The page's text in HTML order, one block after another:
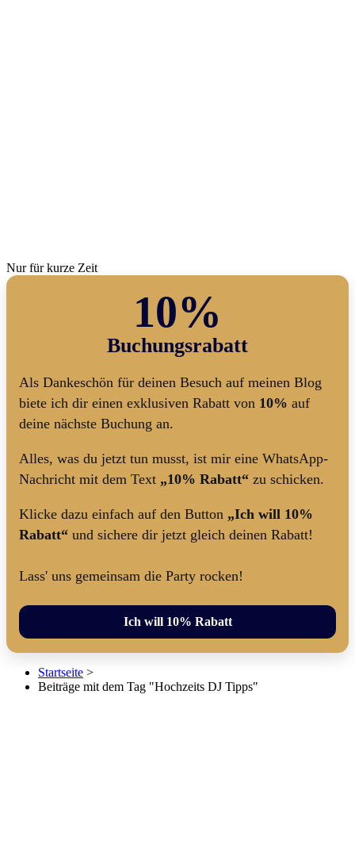
Nur für kurze Zeit
10%
Buchungsrabatt
Als Dankeschön für deinen Besuch auf meinen Blog
biete ich dir einen exklusiven Rabatt von 10% auf
deine nächste Buchung an.
Alles, was du jetzt tun musst, ist mir eine WhatsApp-
Nachricht mit dem Text „10% Rabatt“ zu schicken.
Klicke dazu einfach auf den Button „Ich will 10%
Rabatt“ und sichere dir jetzt gleich deinen Rabatt!
Lass' uns gemeinsam die Party rocken!
Ich will 10% Rabatt
Startseite >
Beiträge mit dem Tag "Hochzeits DJ Tipps"